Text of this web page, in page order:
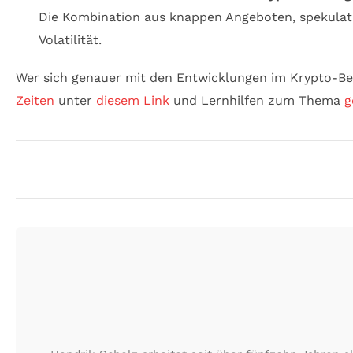
Die Kombination aus knappen Angeboten,
Volatilität.
Wer sich genauer mit den Entwicklungen im Krypto-
Zeiten unter diesem Link und Lernhilfen zum Thema